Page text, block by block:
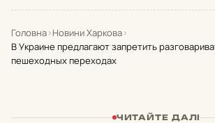
Головна›Новини Харкова›
В Украине предлагают запретить
пешеходных переходах
ЧИТАЙТЕ ДАЛІ